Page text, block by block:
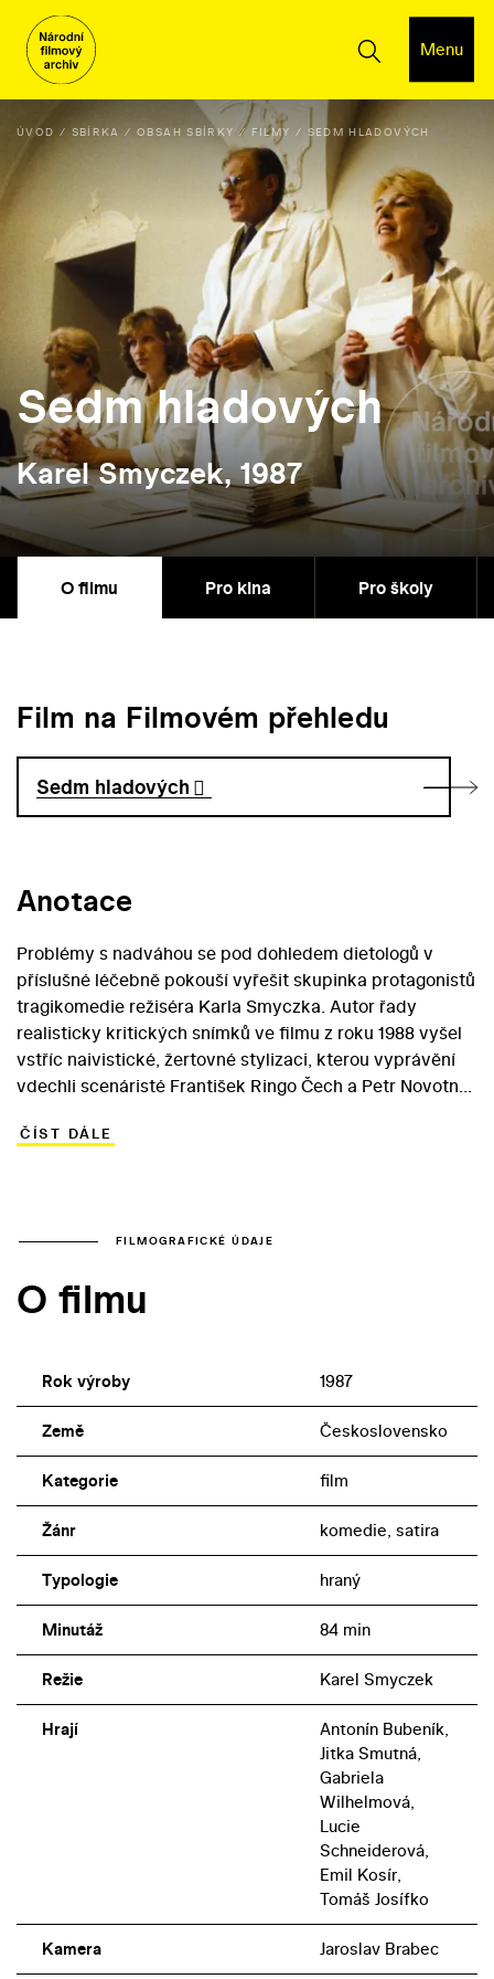
Menu
ÚVOD SBÍRKA OBSAH SBÍRKY FILMY SEDM HLADOVÝCH
Sedm hladových
Karel Smyczek, 1987
O filmu Pro kina Pro školy
Film na Filmovém přehledu
Sedm hladových
Anotace
Problémy s nadváhou se pod dohledem dietologů v
příslušné léčebně pokouší vyřešit skupinka protagonistů
tragikomedie režiséra Karla Smyczka. Autor řady
realisticky kritických snímků ve filmu z roku 1988 vyšel
vstříc naivistické, žertovné stylizaci, kterou vyprávění
vdechli scenáristé František Ringo Čech a Petr Novotný.
nadstavba, protože autoři filmu se soustředili na
kouřením. Ve všech pacientech však hlad vyvolává
zosobněnému vyhublým primářem (František Husák)… V
ČÍST DÁLE
FILMOGRAFICKÉ ÚDAJE
O filmu
Rok výroby 1987
Země Československo
Kategorie film
Žánr komedie, satira
Typologie hraný
Minutáž 84 min
Režie Karel Smyczek
Hrají
Antonín Bubeník,
Jitka Smutná,
Gabriela
Wilhelmová,
Lucie
Schneiderová,
Emil Kosír,
Tomáš Josífko
Kamera Jaroslav Brabec